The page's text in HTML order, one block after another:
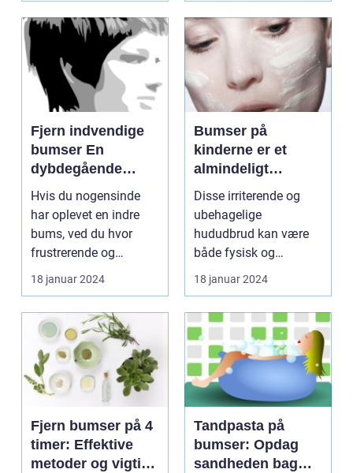
Fjern indvendige
bumser En
dybdegående
guide til smuk hud
Hvis du nogensinde
har oplevet en indre
bums, ved du hvor
frustrerende og
smertefuldt det kan
være. ...
18 januar 2024
Bumser på
kinderne er et
almindeligt
problem, som
mange mennesker
oplever i løbet af
deres liv
Disse irriterende og
ubehagelige
hududbrud kan være
både fysisk og
følelsesmæssigt
belastende, især ...
18 januar 2024
Fjern bumser på 4
timer: Effektive
metoder og vigtige
Tandpasta på
bumser: Opdag
sandheden bag